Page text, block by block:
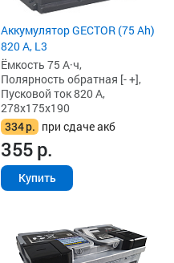
Аккумулятор GECTOR (75 Ah)
820 А, L3
Ёмкость 75 А·ч,
Полярность обратная [- +],
Пусковой ток 820 А,
278x175x190
334р. при сдаче акб
355р.
Купить